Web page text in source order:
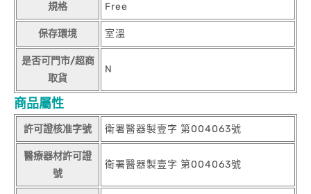
規格 Free
保存環境 室溫
是否可門市/超商
取貨
N
商品屬性
許可證核准字號 衛署醫器製壹字 第004063號
醫療器材許可證
號
衛署醫器製壹字 第004063號